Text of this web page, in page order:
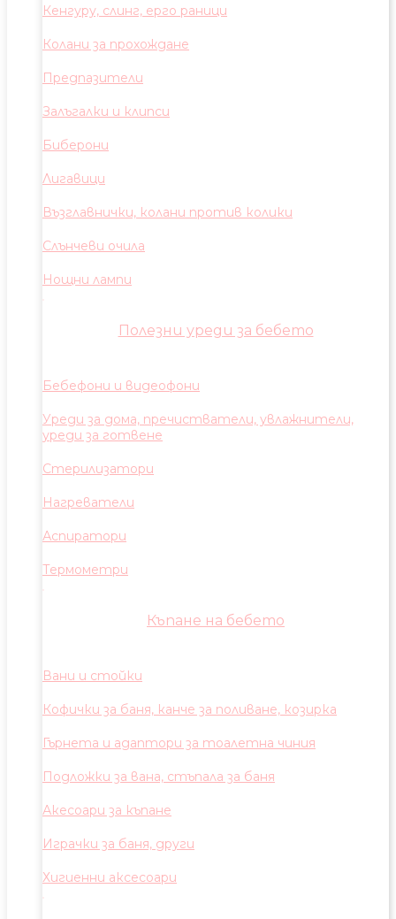
Кенгуру, слинг, ерго раници
Колани за прохождане
Предпазители
Залъгалки и клипси
Биберони
Лигавици
Възглавнички, колани против колики
Слънчеви очила
Нощни лампи
Полезни уреди за бебето
Бебефони и видеофони
Уреди за дома, пречистватели, увлажнители,
уреди за готвене
Стерилизатори
Нагреватели
Аспиратори
Термометри
Къпане на бебето
Вани и стойки
Кофички за баня, канче за поливане, козирка
Гърнета и адаптори за тоалетна чиния
Подложки за вана, стъпала за баня
Акесоари за къпане
Играчки за баня, други
Хигиенни аксесоари